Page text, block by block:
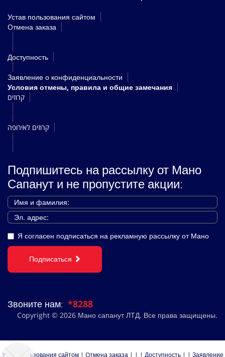
Устав пользования сайтом
Oтмена заказа
Доступность
Заявление о конфиденциальности
Условия отмены, правила и общие замечания
קרוזים
קרוזים לאירופה
Подпишитесь на рассылку от Мано
Сапанут и не пропустите акции:
Я согласен подписаться на рекламную рассылку от Мано
Подписаться
Звоните нам: *8288
Copyright © 2026 Мано сапанут ЛТД. Все права защищены.
Устав пользования сайтом | Oтмена заказа | | | Доступность | | Заявление